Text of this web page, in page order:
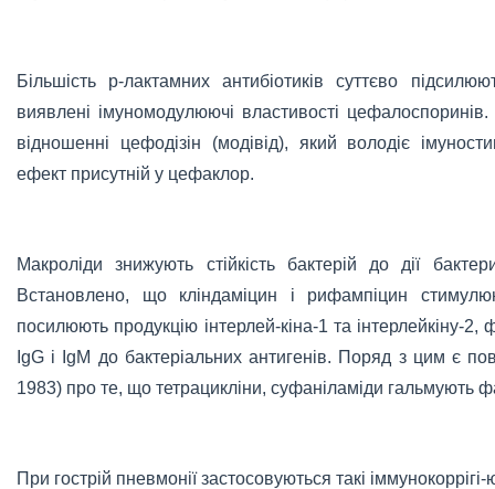
Більшість р-лактамних антибіотиків суттєво
виявлені імуномодулюючі властивості
відношенні цефодізін (модівід), який володіє
ефект присутній у цефаклор.
Макроліди знижують стійкість бактерій до дії
Встановлено, що кліндаміцин і рифампіцин
посилюють продукцію інтерлей-кіна-1 та інтерлейкіну-2,
IgG і IgM до бактеріальних антигенів. Поряд з цим є
1983) про те, що тетрацикліни, суфаніламіди гальмують
При гострій пневмонії застосовуються такі